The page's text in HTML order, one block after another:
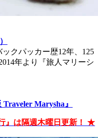
クパッカー歴12年、125
年より『旅人マリーシ
Marysha』
』は隔週木曜日更新！ ★